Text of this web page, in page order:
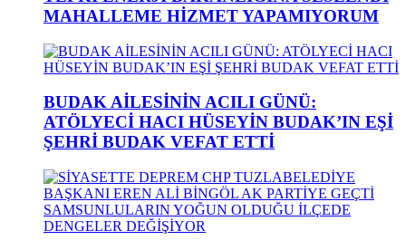
MAHALLEME HİZMET YAPAMIYORUM
BUDAK AİLESİNİN ACILI GÜNÜ:
ATÖLYECİ HACI HÜSEYİN BUDAK’IN EŞİ
ŞEHRİ BUDAK VEFAT ETTİ